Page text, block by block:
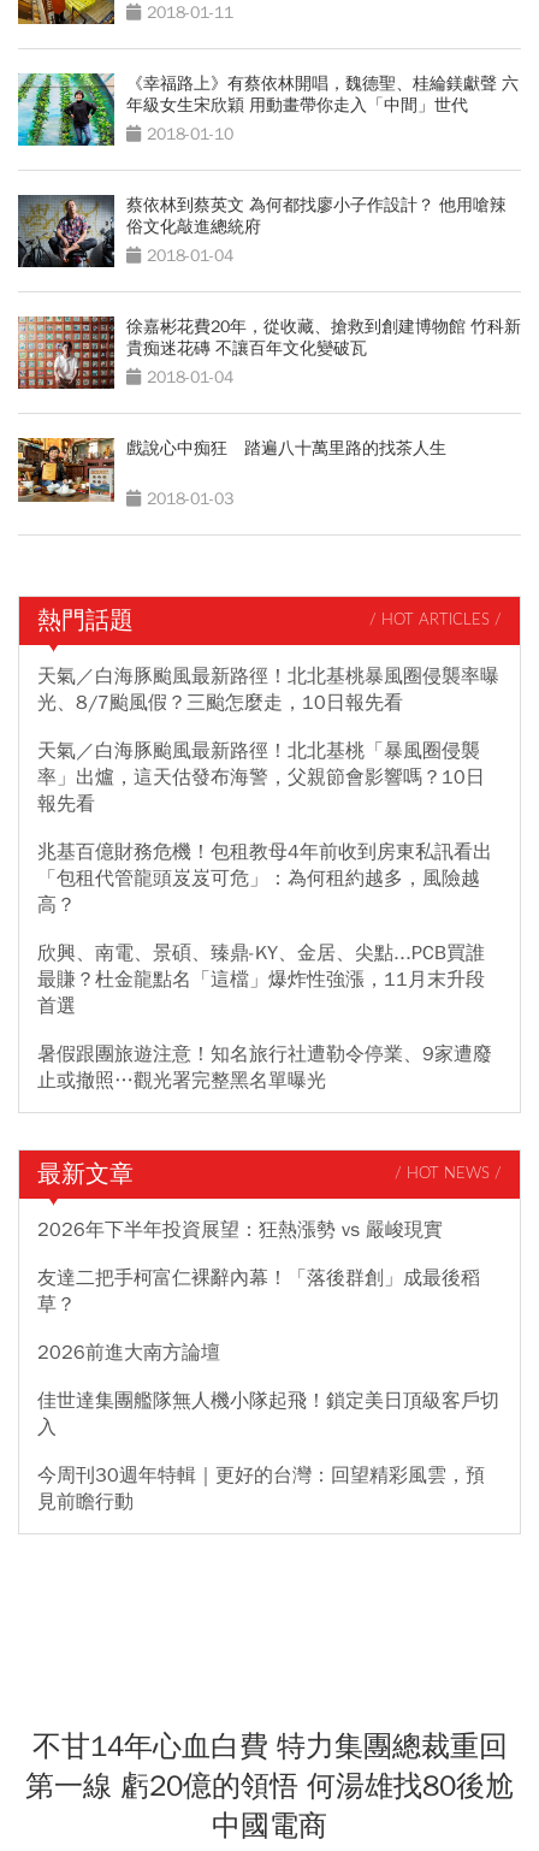
2018-01-11
《幸福路上》有蔡依林開唱，魏德聖、桂綸鎂獻聲 六
年級女生宋欣穎 用動畫帶你走入「中間」世代
2018-01-10
蔡依林到蔡英文 為何都找廖小子作設計？ 他用嗆辣
俗文化敲進總統府
2018-01-04
徐嘉彬花費20年，從收藏、搶救到創建博物館 竹科新
貴痴迷花磚 不讓百年文化變破瓦
2018-01-04
戲說心中痴狂 踏遍八十萬里路的找茶人生
2018-01-03
熱門話題 / HOT ARTICLES /
天氣／白海豚颱風最新路徑！北北基桃暴風圈侵襲率曝
光、8/7颱風假？三颱怎麼走，10日報先看
天氣／白海豚颱風最新路徑！北北基桃「暴風圈侵襲
率」出爐，這天估發布海警，父親節會影響嗎？10日
報先看
兆基百億財務危機！包租教母4年前收到房東私訊看出
「包租代管龍頭岌岌可危」：為何租約越多，風險越
高？
欣興、南電、景碩、臻鼎-KY、金居、尖點...PCB買誰
最賺？杜金龍點名「這檔」爆炸性強漲，11月末升段
首選
暑假跟團旅遊注意！知名旅行社遭勒令停業、9家遭廢
止或撤照…觀光署完整黑名單曝光
最新文章 / HOT NEWS /
2026年下半年投資展望：狂熱漲勢 vs 嚴峻現實
友達二把手柯富仁裸辭內幕！「落後群創」成最後稻
草？
2026前進大南方論壇
佳世達集團艦隊無人機小隊起飛！鎖定美日頂級客戶切
入
今周刊30週年特輯｜更好的台灣：回望精彩風雲，預
見前瞻行動
不甘14年心血白費 特力集團總裁重回
第一線 虧20億的領悟 何湯雄找80後尬
中國電商